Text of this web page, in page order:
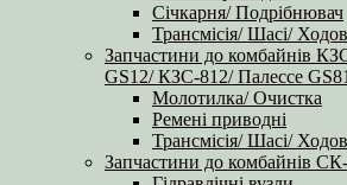
Січкарня/ Подрібнювач
Трансмісія/ Шасі/
Запчастини до комбайнів
GS12/ КЗС-812/ Палессе
Молотилка/ Очистка
Ремені приводні
Трансмісія/ Шасі/
Запчастини до комбайнів